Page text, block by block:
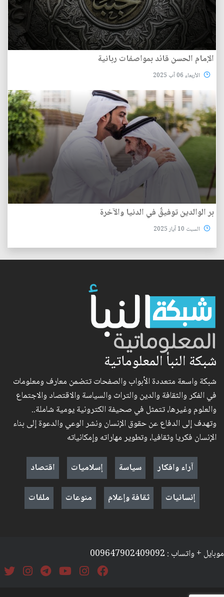
الإمام الحسن قائد بمواصفات ربانية
الأربعاء 06 آب 2025
بر الوالدين توفيقٌ في الدنيا والآخرة
السبت 10 آيار 2025
شبكة النبأ المعلوماتية
شبكة واسعة متعددة الأبواب والصفحات تتضمن معارف ومعلومات
في الفكر والثقافة والدين والتراث والسياسة والاقتصاد والاجتماع
والعلوم وغيرها، تتمثل في صحيفة الكترونية يومية شاملة..
وتهدف إلى الدفاع عن حقوق الإنسان ونشر الوعي والدعوة إلى بناء
الإنسان فكريا وثقافيا، وتطوير مهاراته وإمكانياته
آراء وافكار
سياسة إسلاميات
اقتصاد
إنسانيات
ثقافة وإعلام منوعات ملفات
موبايل + واتساب : 009647902409092